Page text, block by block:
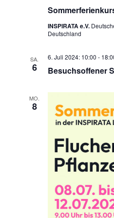
INSPIRATA e.V.
Deutschland
SA.
6 Besuchsoffener
6. Juli 2024: 10:00 -
MO.
8